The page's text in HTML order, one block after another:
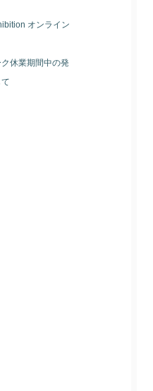
オンライン
休業期間中の発